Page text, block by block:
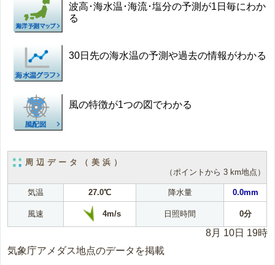
波高･海水温･海流･塩分の予測が1日毎にわか
る
30日先の海水温の予測や過去の情報がわかる
風の特徴が1つの図でわかる
周辺データ（美浜）
（ポイントから 3 km地点）
気温 27.0℃ 降水量 0.0mm
風速 4m/s 日照時間 0分
8月 10日 19時
気象庁アメダス地点のデータを掲載